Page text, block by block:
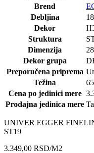
Brend
Debljina
18
Dekor
Struktura
Dimenzija
Dekor grupa
Preporučena priprema
Težina
Cena po jedinici mere
Prodajna jedinica mere
UNIVER EGGER
ST19
3.349,00 RSD/M2